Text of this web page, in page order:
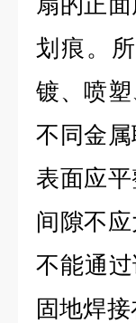
划痕。
镀、喷
不同金
表面应
间隙不
不能通
固地焊